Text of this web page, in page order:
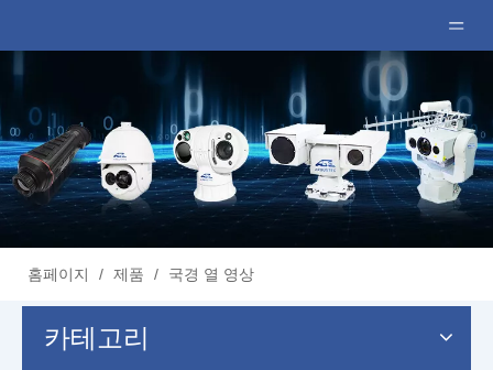
홈페이지 / 제품 / 국경 열 영상
카테고리